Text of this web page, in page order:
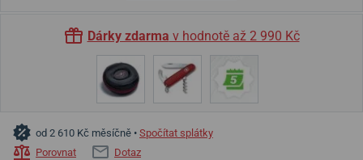
Dárky zdarma v hodnotě až 2 990 Kč
od 2 610 Kč měsíčně • Spočítat splátky
Porovnat
Dotaz